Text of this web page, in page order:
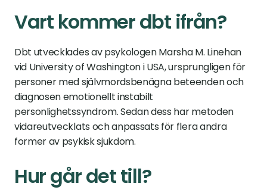
Vart kommer dbt ifrån?
Dbt utvecklades av psykologen Marsha M. Linehan
vid University of Washington i USA, ursprungligen för
personer med självmordsbenägna beteenden och
diagnosen emotionellt instabilt
personlighetssyndrom. Sedan dess har metoden
vidareutvecklats och anpassats för flera andra
former av psykisk sjukdom.
Hur går det till?